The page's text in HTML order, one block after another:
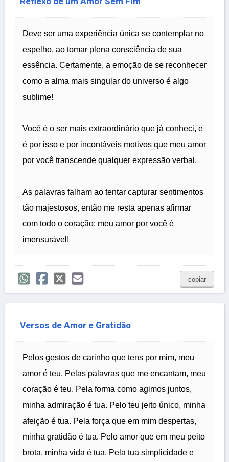
Deve ser uma experiência única se contemplar no
espelho, ao tomar plena consciência de sua
essência. Certamente, a emoção de se reconhecer
como a alma mais singular do universo é algo
sublime!
Você é o ser mais extraordinário que já conheci, e
é por isso e por incontáveis motivos que meu amor
por você transcende qualquer expressão verbal.
As palavras falham ao tentar capturar sentimentos
tão majestosos, então me resta apenas afirmar
com todo o coração: meu amor por você é
imensurável!
copiar
Versos de Amor e Gratidão
Pelos gestos de carinho que tens por mim, meu
amor é teu. Pelas palavras que me encantam, meu
coração é teu. Pela forma como agimos juntos,
minha admiração é tua. Pelo teu jeito único, minha
afeição é tua. Pela força que em mim despertas,
minha gratidão é tua. Pelo amor que em meu peito
brota, minha vida é tua. Pela tua simplicidade e